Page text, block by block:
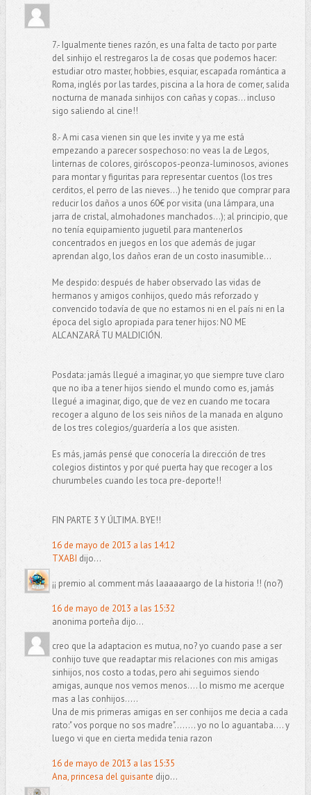
7.- Igualmente tienes razón, es una falta de tacto por parte
del sinhijo el restregaros la de cosas que podemos hacer:
estudiar otro master, hobbies, esquiar, escapada romántica a
Roma, inglés por las tardes, piscina a la hora de comer, salida
nocturna de manada sinhijos con cañas y copas... incluso
sigo saliendo al cine!!
8.- A mi casa vienen sin que les invite y ya me está
empezando a parecer sospechoso: no veas la de Legos,
linternas de colores, giróscopos-peonza-luminosos, aviones
para montar y figuritas para representar cuentos (los tres
cerditos, el perro de las nieves...) he tenido que comprar para
reducir los daños a unos 60€ por visita (una lámpara, una
jarra de cristal, almohadones manchados...); al principio, que
no tenía equipamiento juguetil para mantenerlos
concentrados en juegos en los que además de jugar
aprendan algo, los daños eran de un costo inasumible...
Me despido: después de haber observado las vidas de
hermanos y amigos conhijos, quedo más reforzado y
convencido todavía de que no estamos ni en el país ni en la
época del siglo apropiada para tener hijos: NO ME
ALCANZARÁ TU MALDICIÓN.
Posdata: jamás llegué a imaginar, yo que siempre tuve claro
que no iba a tener hijos siendo el mundo como es, jamás
llegué a imaginar, digo, que de vez en cuando me tocara
recoger a alguno de los seis niños de la manada en alguno
de los tres colegios/guardería a los que asisten.
Es más, jamás pensé que conocería la dirección de tres
colegios distintos y por qué puerta hay que recoger a los
churumbeles cuando les toca pre-deporte!!
FIN PARTE 3 Y ÚLTIMA. BYE!!
16 de mayo de 2013 a las 14:12
TXABI dijo...
¡¡ premio al comment más laaaaaargo de la historia !! (no?)
16 de mayo de 2013 a las 15:32
anonima porteña dijo...
creo que la adaptacion es mutua, no? yo cuando pase a ser
conhijo tuve que readaptar mis relaciones con mis amigas
sinhijos, nos costo a todas, pero ahi seguimos siendo
amigas, aunque nos vemos menos.... lo mismo me acerque
mas a las conhijos.....
Una de mis primeras amigas en ser conhijos me decia a cada
rato:" vos porque no sos madre"........ yo no lo aguantaba.... y
luego vi que en cierta medida tenia razon
16 de mayo de 2013 a las 15:35
Ana, princesa del guisante dijo...